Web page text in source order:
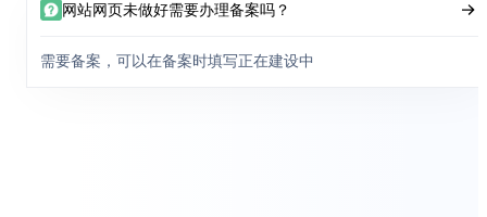
网站网页未做好需要办理备案吗？
需要备案，可以在备案时填写正在建设中